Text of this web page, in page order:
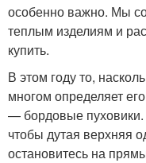
особенно важно. Мы
теплым изделиям и
купить.
В этом году то,
многом определяет
— бордовые пуховики.
чтобы дутая верхняя
остановитесь на